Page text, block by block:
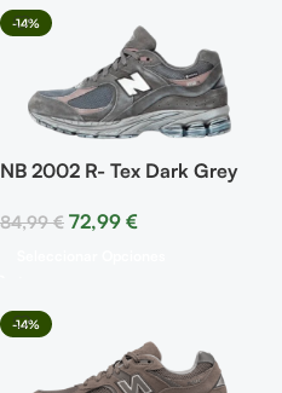
-14%
NB 2002 R- Tex Dark Grey
84,99€ 72,99 €
-14%